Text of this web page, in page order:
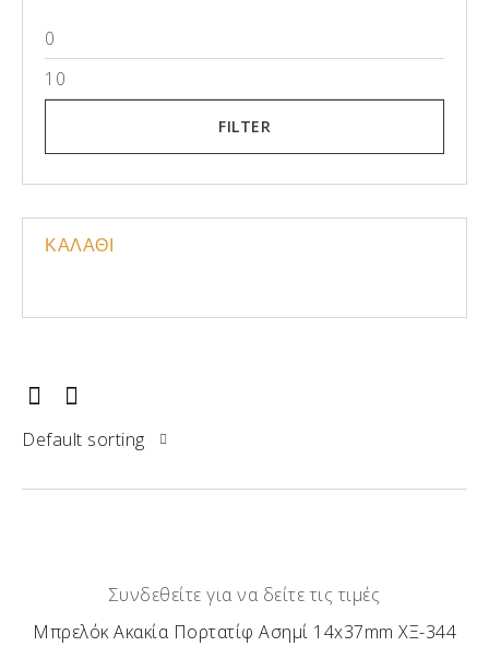
FILTER
ΚΑΛΑΘΙ
Default sorting
Συνδεθείτε για να δείτε τις τιμές
Μπρελόκ Ακακία Πορτατίφ Ασημί 14x37mm ΧΞ-344